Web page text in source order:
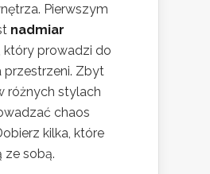
Pierwszym
nadmiar
który prowadzi do
przestrzeni. Zbyt
różnych stylach
chaos
kilka, które
ze sobą.